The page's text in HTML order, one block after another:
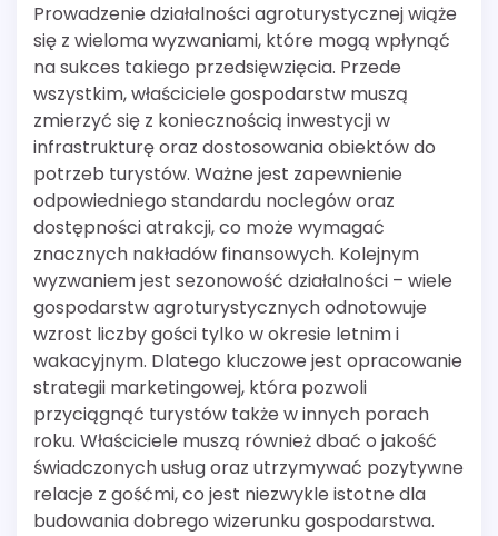
Prowadzenie działalności agroturystycznej wiąże
się z wieloma wyzwaniami, które mogą wpłynąć
na sukces takiego przedsięwzięcia. Przede
wszystkim, właściciele gospodarstw muszą
zmierzyć się z koniecznością inwestycji w
infrastrukturę oraz dostosowania obiektów do
potrzeb turystów. Ważne jest zapewnienie
odpowiedniego standardu noclegów oraz
dostępności atrakcji, co może wymagać
znacznych nakładów finansowych. Kolejnym
wyzwaniem jest sezonowość działalności – wiele
gospodarstw agroturystycznych odnotowuje
wzrost liczby gości tylko w okresie letnim i
wakacyjnym. Dlatego kluczowe jest opracowanie
strategii marketingowej, która pozwoli
przyciągnąć turystów także w innych porach
roku. Właściciele muszą również dbać o jakość
świadczonych usług oraz utrzymywać pozytywne
relacje z gośćmi, co jest niezwykle istotne dla
budowania dobrego wizerunku gospodarstwa.